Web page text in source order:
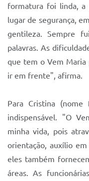
formatura foi linda, a
lugar de segurança,
gentileza. Sempre
palavras. As
que tem o Vem Maria
ir em frente", afirma.
Para Cristina
indispensável. "O
minha vida, pois
orientação, auxílio
eles também
áreas. As